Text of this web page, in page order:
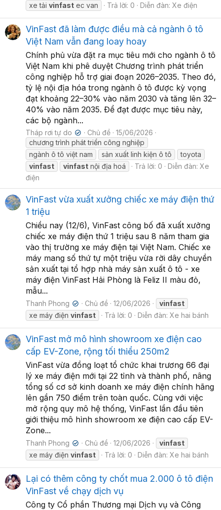
xe tải vinfast ec van Trả lời: 0 Diễn đàn: Xe điện
VinFast đã làm được điều mà cả ngành ô tô
Việt Nam vẫn đang loay hoay
Chính phủ vừa đặt ra mục tiêu mới cho ngành ô tô
Việt Nam khi phê duyệt Chương trình phát triển
công nghiệp hỗ trợ giai đoạn 2026–2035. Theo đó,
tỷ lệ nội địa hóa trong ngành ô tô được kỳ vọng
đạt khoảng 22–30% vào năm 2030 và tăng lên 32–
40% vào năm 2035. Để đạt được mục tiêu này,
các bộ ngành...
Tháp rơi tự do ✔ Chủ đề
15/06/2026
chương trình phát triển công nghiệp
ngành ô tô việt nam
sản xuất linh kiện ô tô
toyota
vinfast
vinfast nội địa hoá Trả lời: 0 Diễn đàn: Xe
điện
VinFast vừa xuất xưởng chiếc xe máy điện thứ
1 triệu
Chiều nay (12/6), VinFast công bố đã xuất xưởng
chiếc xe máy điện thứ 1 triệu sau 8 năm tham gia
vào thị trường xe máy điện tại Việt Nam. Chiếc xe
máy mang số thứ tự một triệu vừa rời dây chuyền
sản xuất tại tổ hợp nhà máy sản xuất ô tô - xe
máy điện VinFast Hải Phòng là Feliz II màu đỏ,
mẫu...
Thanh Phong ✔ Chủ đề 12/06/2026
vinfast
xe máy điện vinfast Trả lời: 0 Diễn đàn: Xe hai bánh
VinFast mở mô hình showroom xe điện cao
cấp EV-Zone, rộng tối thiểu 250m2
VinFast vừa đồng loạt tổ chức khai trương 66 đại
lý xe máy điện mới tại 22 tỉnh và thành phố, nâng
tổng số cơ sở kinh doanh xe máy điện chính hãng
lên gần 750 điểm trên toàn quốc. Cùng với việc
mở rộng quy mô hệ thống, VinFast lần đầu tiên
giới thiệu mô hình showroom xe điện cao cấp EV-
Zone...
Thanh Phong ✔ Chủ đề 12/06/2026
vinfast
xe máy điện vinfast Trả lời: 0 Diễn đàn: Xe hai bánh
Lại có thêm công ty chốt mua 2.000 ô tô điện
VinFast về chạy dịch vụ
Công ty Cổ phần Thương mại Dịch vụ và Công